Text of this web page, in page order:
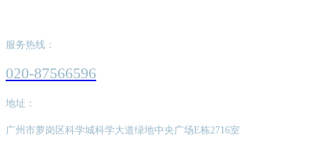
服务热线：
020-87566596
地址：
广州市萝岗区科学城科学大道绿地中央广场E栋2716室